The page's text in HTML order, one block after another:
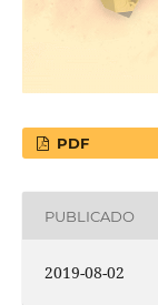
PDF
PUBLICADO
2019-08-02